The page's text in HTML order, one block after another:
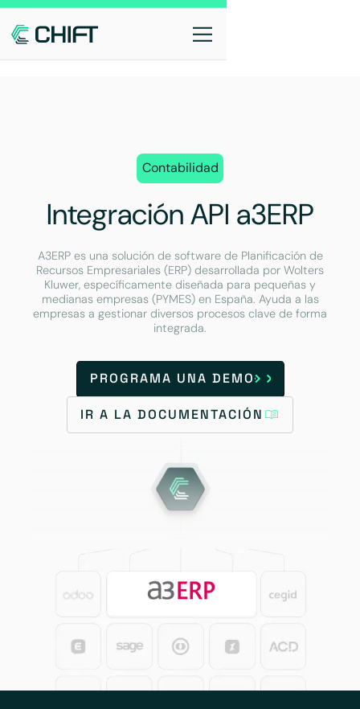
Contabilidad
Integración API a3ERP
A3ERP es una solución de software de Planificación de
Recursos Empresariales (ERP) desarrollada por Wolters
Kluwer, específicamente diseñada para pequeñas y
medianas empresas (PYMES) en España. Ayuda a las
empresas a gestionar diversos procesos clave de forma
integrada.
PROGRAMA UNA DEMO
IR A LA DOCUMENTACIÓN